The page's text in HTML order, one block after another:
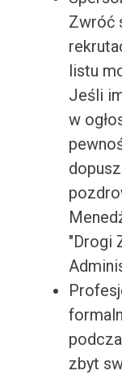
Zwróć
listu
Jeśli
w
"Drogi
zbyt